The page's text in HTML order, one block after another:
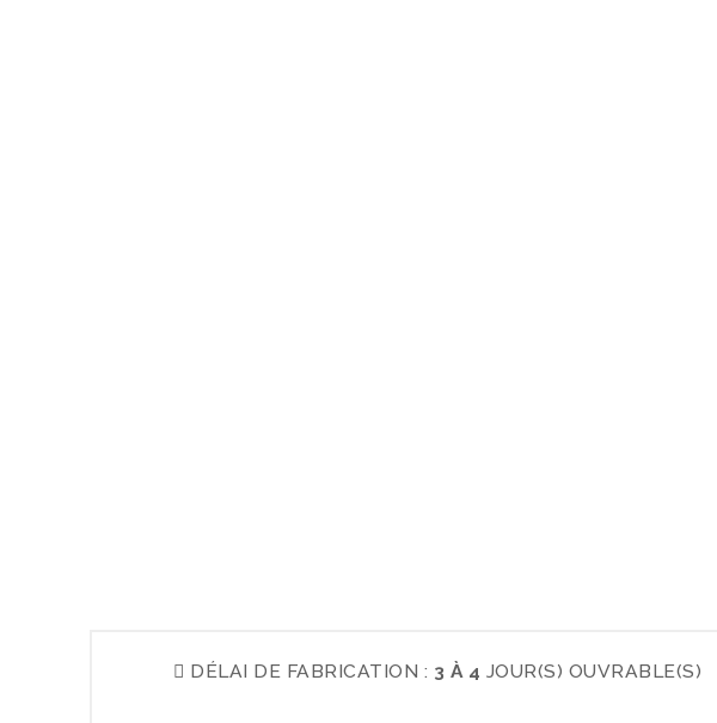
DÉLAI DE FABRICATION : 3 À 4 JOUR(S) OUVRABLE(S)